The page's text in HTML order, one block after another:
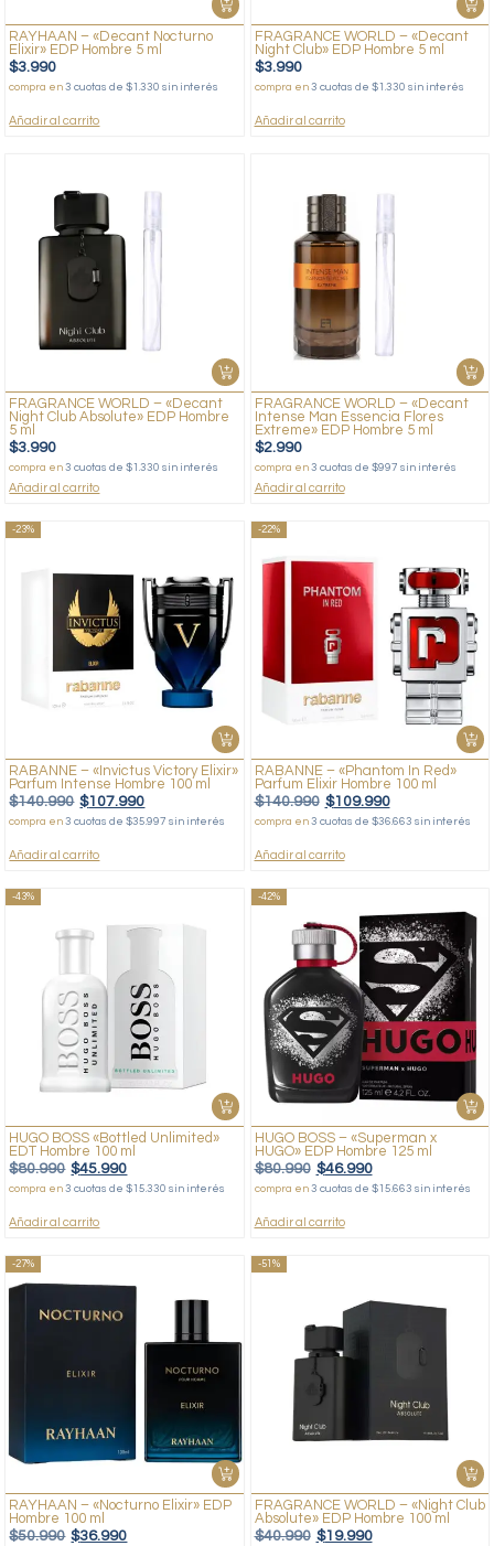
RAYHAAN – «Decant Nocturno
Elixir» EDP Hombre 5 ml
$3.990
compra en3 cuotas de $1.330 sin interés
Añadir al carrito
FRAGRANCE WORLD – «Decant
Night Club» EDP Hombre 5 ml
$3.990
compra en 3 cuotas de $1.330 sin interés
Añadir al carrito
FRAGRANCE WORLD – «Decant
Night Club Absolute» EDP Hombre
5 ml
$3.990
compra en3 cuotas de $1.330 sin interés
Añadir al carrito
FRAGRANCE WORLD – «Decant
Intense Man Essencia Flores
Extreme» EDP Hombre 5 ml
$2.990
compra en 3 cuotas de $997 sin interés
Añadir al carrito
-23%
RABANNE – «Invictus Victory Elixir»
Parfum Intense Hombre 100 ml
$140.990 $107.990
compra en3 cuotas de $35.997 sin interés
Añadir al carrito
-22%
RABANNE – «Phantom In Red»
Parfum Elixir Hombre 100 ml
$140.990 $109.990
compra en 3 cuotas de $36.663 sin interés
Añadir al carrito
-43%
HUGO BOSS «Bottled Unlimited»
EDT Hombre 100 ml
$80.990 $45.990
compra en3 cuotas de $15.330 sin interés
Añadir al carrito
-42%
HUGO BOSS – «Superman x
HUGO» EDP Hombre 125 ml
$80.990 $46.990
compra en 3 cuotas de $15.663 sin interés
Añadir al carrito
-27%
RAYHAAN – «Nocturno Elixir» EDP
Hombre 100 ml
$50.990 $36.990
-51%
FRAGRANCE WORLD – «Night Club
Absolute» EDP Hombre 100 ml
$40.990 $19.990